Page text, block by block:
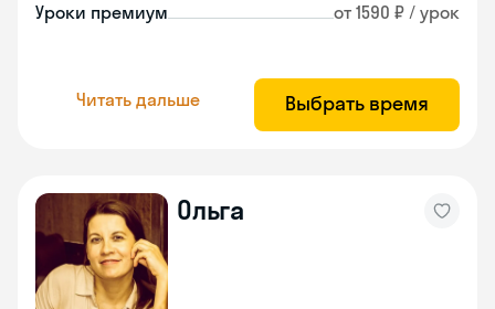
Уроки премиум от 1590 ₽ / урок
Читать дальше Выбрать время
Ольга